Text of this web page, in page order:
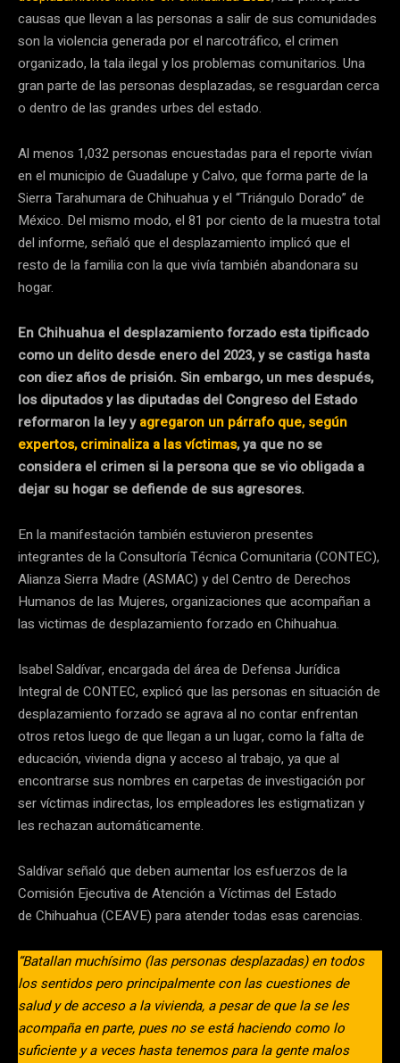
causas que llevan a las personas a salir de sus comunidades
son la violencia generada por el narcotráfico, el crimen
organizado, la tala ilegal y los problemas comunitarios. Una
gran parte de las personas desplazadas, se resguardan cerca
o dentro de las grandes urbes del estado.
Al menos 1,032 personas encuestadas para el reporte vivían
en el municipio de Guadalupe y Calvo, que forma parte de la
Sierra Tarahumara de Chihuahua y el “Triángulo Dorado” de
México. Del mismo modo, el 81 por ciento de la muestra total
del informe, señaló que el desplazamiento implicó que el
resto de la familia con la que vivía también abandonara su
hogar.
En Chihuahua el desplazamiento forzado esta tipificado
como un delito desde enero del 2023, y se castiga hasta
con diez años de prisión. Sin embargo, un mes después,
los diputados y las diputadas del Congreso del Estado
reformaron la ley yagregaron un párrafo que, según
expertos, criminaliza a las víctimas, ya que no se
considera el crimen si la persona que se vio obligada a
dejar su hogar se defiende de sus agresores.
En la manifestación también estuvieron presentes
integrantes de la Consultoría Técnica Comunitaria (CONTEC),
Alianza Sierra Madre (ASMAC) y del Centro de Derechos
Humanos de las Mujeres, organizaciones que acompañan a
las victimas de desplazamiento forzado en Chihuahua.
Isabel Saldívar, encargada del área de Defensa Jurídica
Integral de CONTEC, explicó que las personas en situación de
desplazamiento forzado se agrava al no contar enfrentan
otros retos luego de que llegan a un lugar, como la falta de
educación, vivienda digna y acceso al trabajo, ya que al
encontrarse sus nombres en carpetas de investigación por
ser víctimas indirectas, los empleadores les estigmatizan y
les rechazan automáticamente.
Saldívar señaló que deben aumentar los esfuerzos de la
Comisión Ejecutiva de Atención a Víctimas del Estado
de Chihuahua (CEAVE) para atender todas esas carencias.
“Batallan muchísimo (las personas desplazadas) en todos
los sentidos pero principalmente con las cuestiones de
salud y de acceso a la vivienda, a pesar de que la se les
acompaña en parte, pues no se está haciendo como lo
suficiente y a veces hasta tenemos para la gente malos